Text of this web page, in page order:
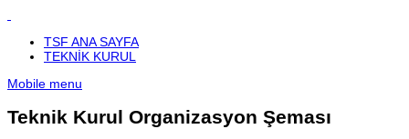
TSF ANA SAYFA
TEKNİK KURUL
Mobile menu
Teknik Kurul Organizasyon Şeması